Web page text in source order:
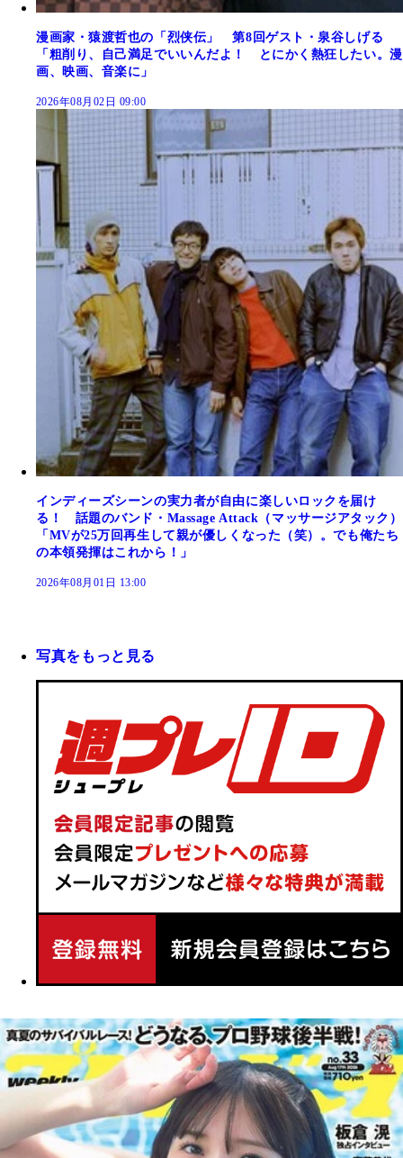
漫画家・猿渡哲也の「烈侠伝」 第8回ゲスト・泉谷しげる
「粗削り、自己満足でいいんだよ！ とにかく熱狂したい。漫
画、映画、音楽に」
2026年08月02日 09:00
インディーズシーンの実力者が自由に楽しいロックを届け
る！ 話題のバンド・Massage Attack（マッサージアタック）
「MVが25万回再生して親が優しくなった（笑）。でも俺たち
の本領発揮はこれから！」
2026年08月01日 13:00
写真をもっと見る